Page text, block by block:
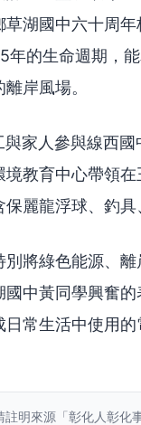
湖國中六十周
年的生命週期，
岸風場。
與家人參與線西
教育中心帶領
麗龍浮球、釣
將綠色能源、
中黃同學興奮
常生活中使用
註明來源「彰化人彰化